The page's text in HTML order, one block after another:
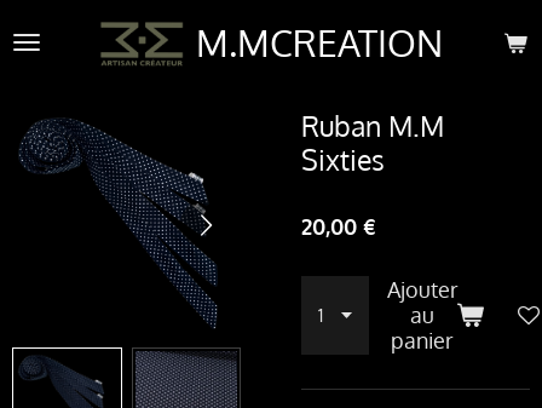
au
M.MCREATION
Ruban M.M
Sixties
20,00 €
Ajouter
au
panier